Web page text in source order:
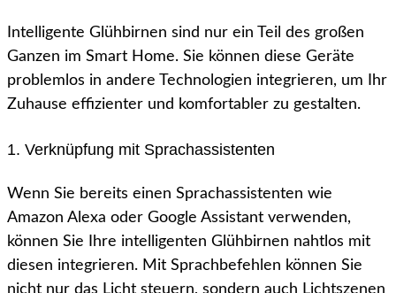
Intelligente Glühbirnen sind nur ein Teil des großen
Ganzen im Smart Home. Sie können diese Geräte
problemlos in andere Technologien integrieren, um Ihr
Zuhause effizienter und komfortabler zu gestalten.
1. Verknüpfung mit Sprachassistenten
Wenn Sie bereits einen Sprachassistenten wie
Amazon Alexa oder Google Assistant verwenden,
können Sie Ihre intelligenten Glühbirnen nahtlos mit
diesen integrieren. Mit Sprachbefehlen können Sie